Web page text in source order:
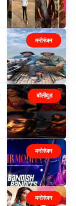
मनोरंजन
बॉलीवुड
मनोरंजन
मनोरंजन